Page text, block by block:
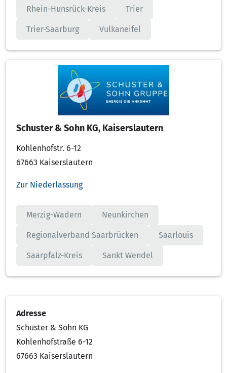
Adresse
Schuster & Sohn KG
Kohlenhofstraße 6-12
67663 Kaiserslautern
Rhein-Hunsrück-Kreis Trier
Trier-Saarburg Vulkaneifel
Schuster & Sohn KG, Kaiserslautern
Kohlenhofstr. 6-12
67663 Kaiserslautern
Zur Niederlassung
Merzig-Wadern Neunkirchen
Regionalverband Saarbrücken Saarlouis
Saarpfalz-Kreis Sankt Wendel